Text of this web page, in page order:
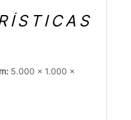
5.000 x 1.000 x